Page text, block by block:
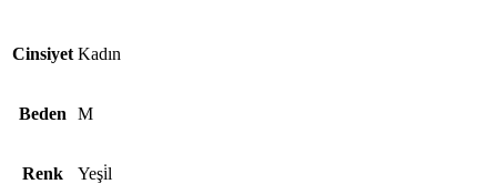
Cinsiyet Kadın
Beden M
Renk Yeşi̇l